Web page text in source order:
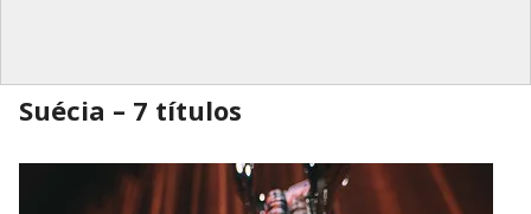
Suécia – 7 títulos